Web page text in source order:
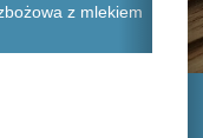
z mlekiem